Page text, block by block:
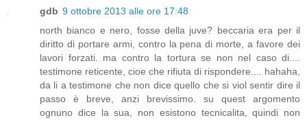
gdb 9 ottobre 2013 alle ore 17:48
north bianco e nero, fosse della juve? beccaria era per il
diritto di portare armi, contro la pena di morte, a favore dei
lavori forzati. ma contro la tortura se non nel caso di....
testimone reticente, cioe che rifiuta di rispondere.... hahaha,
da li a testimone che non dice quello che si viol sentir dire il
passo è breve, anzi brevissimo. su quest argomento
ognuno dice la sua, non esistono tecnicalita, quindi non